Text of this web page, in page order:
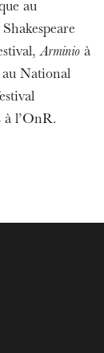
au
Arminioà
National
à l’OnR.